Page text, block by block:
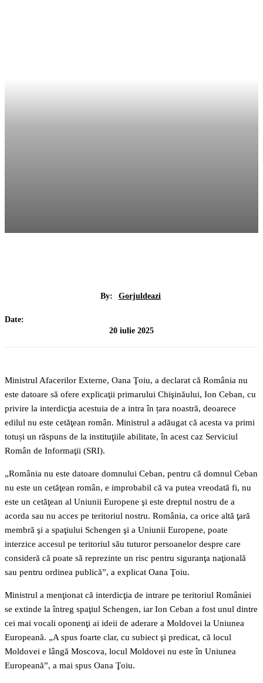
By: Gorjuldeazi
Date:
20 iulie 2025
Ministrul Afacerilor Externe, Oana Ţoiu, a declarat că România nu
este datoare să ofere explicaţii primarului Chişinăului, Ion Ceban, cu
privire la interdicţia acestuia de a intra în țara noastră, deoarece
edilul nu este cetăţean român. Ministrul a adăugat că acesta va primi
totuși un răspuns de la instituţiile abilitate, în acest caz Serviciul
Român de Informaţii (SRI).
„România nu este datoare domnului Ceban, pentru că domnul Ceban
nu este un cetăţean român, e improbabil că va putea vreodată fi, nu
este un cetăţean al Uniunii Europene şi este dreptul nostru de a
acorda sau nu acces pe teritoriul nostru. România, ca orice altă ţară
membră şi a spaţiului Schengen şi a Uniunii Europene, poate
interzice accesul pe teritoriul său tuturor persoanelor despre care
consideră că poate să reprezinte un risc pentru siguranţa naţională
sau pentru ordinea publică”, a explicat Oana Ţoiu.
Ministrul a menţionat că interdicţia de intrare pe teritoriul României
se extinde la întreg spaţiul Schengen, iar Ion Ceban a fost unul dintre
cei mai vocali oponenţi ai ideii de aderare a Moldovei la Uniunea
Europeană. „A spus foarte clar, cu subiect şi predicat, că locul
Moldovei e lângă Moscova, locul Moldovei nu este în Uniunea
Europeană”, a mai spus Oana Ţoiu.